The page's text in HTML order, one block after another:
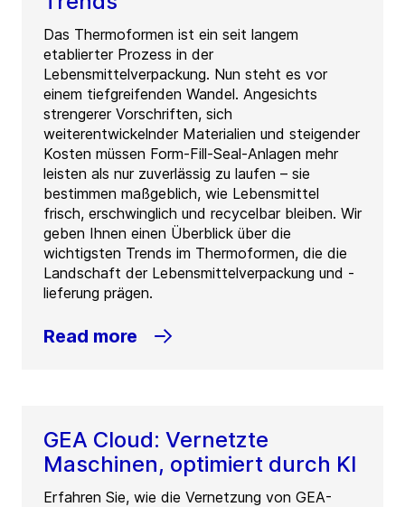
Das Thermoformen ist ein seit langem
etablierter Prozess in der
Lebensmittelverpackung. Nun steht es vor
einem tiefgreifenden Wandel. Angesichts
strengerer Vorschriften, sich
weiterentwickelnder Materialien und steigender
Kosten müssen Form-Fill-Seal-Anlagen mehr
leisten als nur zuverlässig zu laufen – sie
bestimmen maßgeblich, wie Lebensmittel
frisch, erschwinglich und recycelbar bleiben. Wir
geben Ihnen einen Überblick über die
wichtigsten Trends im Thermoformen, die die
Landschaft der Lebensmittelverpackung und -
lieferung prägen.
Read more
GEA Cloud: Vernetzte
Maschinen, optimiert durch KI
Erfahren Sie, wie die Vernetzung von GEA-